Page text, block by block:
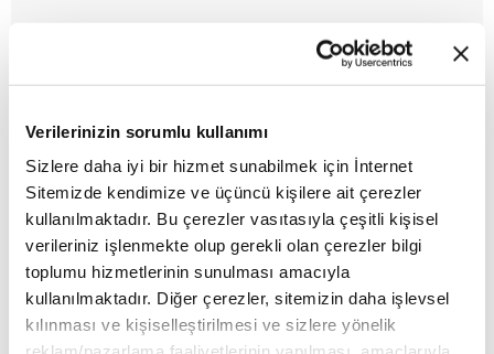
Verilerinizin sorumlu kullanımı
Sizlere daha iyi bir hizmet sunabilmek için İnternet
Sitemizde kendimize ve üçüncü kişilere ait çerezler
kullanılmaktadır. Bu çerezler vasıtasıyla çeşitli kişisel
verileriniz işlenmekte olup gerekli olan çerezler bilgi
toplumu hizmetlerinin sunulması amacıyla
kullanılmaktadır. Diğer çerezler, sitemizin daha işlevsel
kılınması ve kişiselleştirilmesi ve sizlere yönelik
Tehdit